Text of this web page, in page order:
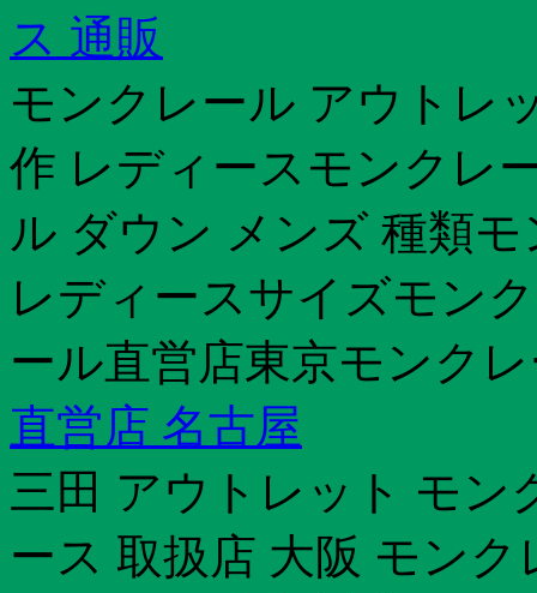
ス 通販
モンクレール アウトレ
作 レディースモンクレ
ル ダウン メンズ 種類
レディースサイズモン
ール直営店東京モンク
直営店 名古屋
三田 アウトレット モン
ース 取扱店 大阪 モン